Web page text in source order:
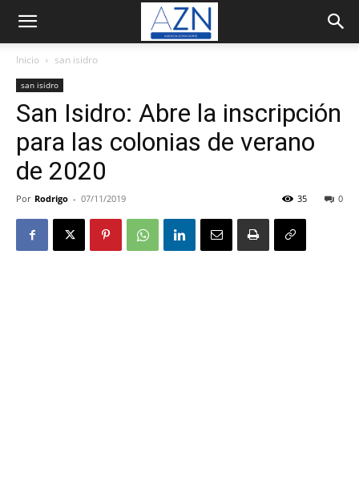
Inicio san isidro
san isidro
San Isidro: Abre la inscripción
para las colonias de verano
de 2020
Por Rodrigo - 07/11/2019 0
35